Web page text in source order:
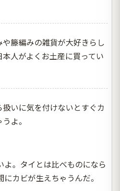
籐編みの雑貨が大好きらし
人がよくお土産に買ってい
いに気を付けないとすぐカ
よ。
よ。タイとは比べものになら
カビが生えちゃうんだ。